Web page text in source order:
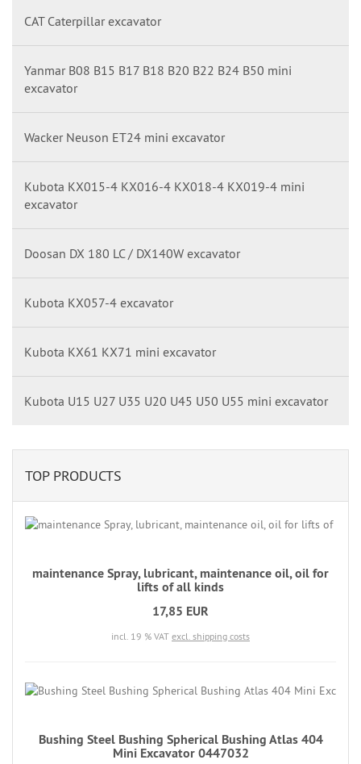
CAT Caterpillar excavator
Yanmar B08 B15 B17 B18 B20 B22 B24 B50 mini
excavator
Wacker Neuson ET24 mini excavator
Kubota KX015-4 KX016-4 KX018-4 KX019-4 mini
excavator
Doosan DX 180 LC / DX140W excavator
Kubota KX057-4 excavator
Kubota KX61 KX71 mini excavator
Kubota U15 U27 U35 U20 U45 U50 U55 mini excavator
TOP PRODUCTS
maintenance Spray, lubricant, maintenance oil, oil for
lifts of all kinds
17,85 EUR
incl. 19 % VAT excl. shipping costs
Bushing Steel Bushing Spherical Bushing Atlas 404
Mini Excavator 0447032